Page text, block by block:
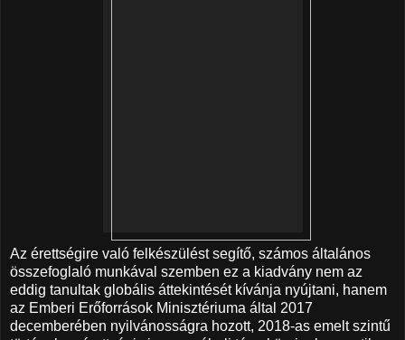
Az érettségire való felkészülést segítő, számos általános
összefoglaló munkával szemben ez a kiadvány nem az
eddig tanultak globális áttekintését kívánja nyújtani, hanem
az Emberi Erőforrások Minisztériuma által 2017
decemberében nyilvánosságra hozott, 2018-as emelt szintű